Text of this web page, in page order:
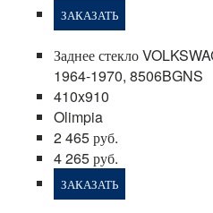
ЗАКАЗАТЬ
Заднее стекло
1964-1970, 8506BGNS
410x910
Olimpia
2 465 руб.
4 265 руб.
ЗАКАЗАТЬ